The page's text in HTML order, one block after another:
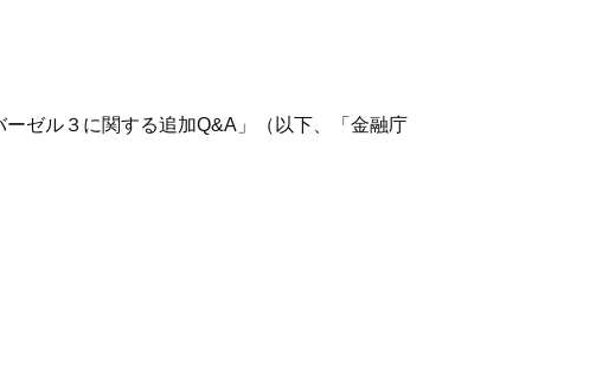
ゼル３に関する追加Q&A」（以下、「金融庁